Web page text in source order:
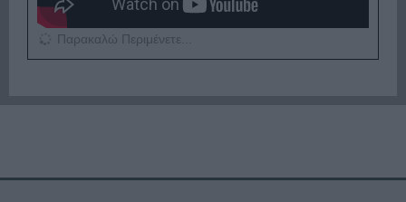
Παρακαλώ Περιμένετε...